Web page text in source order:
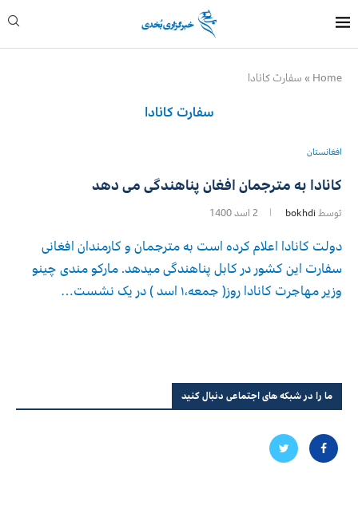
Home
» سفارت کانادا
سفارت کانادا
افغانستان
کانادا به مترجمان افغان پناهندگی می دهد
توسط bokhdi 2 اسد 1400
دولت کانادا اعلام کرده است به مترجمان و کارمندان افغانی
سفارت این کشور در کابل پناهندگی میدهد. مارکو مندی چینو
وزیر مهاجرت کانادا روز( جمعه۱٬ اسد ) در یک نشست…
ما را در شبکه های اجتماعی دنبال کنید